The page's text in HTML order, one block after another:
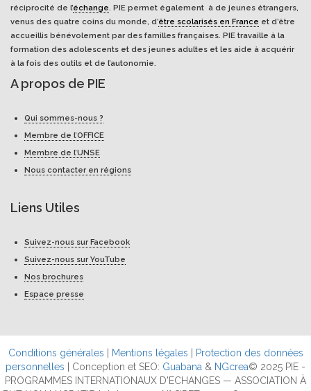
réciprocité de l’échange. PIE permet également à de jeunes étrangers,
venus des quatre coins du monde, d’être scolarisés en France et d’être
accueillis bénévolement par des familles françaises. PIE travaille à la
formation des adolescents et des jeunes adultes et les aide à acquérir
à la fois des outils et de l’autonomie.
A propos de PIE
Qui sommes-nous ?
Membre de l’OFFICE
Membre de l’UNSE
Nous contacter en régions
Liens Utiles
Suivez-nous sur Facebook
Suivez-nous sur YouTube
Nos brochures
Espace presse
Conditions générales Mentions légales
Protection des données
personnelles | Conception et SEO: Guabana & NGcrea© 2025 PIE -
PROGRAMMES INTERNATIONAUX D'ECHANGES — ASSOCIATION À